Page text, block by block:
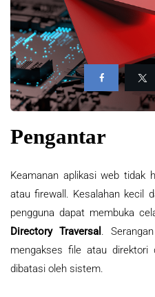
Pengantar
Keamanan aplikasi web tidak
atau firewall. Kesalahan kecil
pengguna dapat membuka
Directory Traversal .
mengakses file atau direktori
dibatasi oleh sistem.